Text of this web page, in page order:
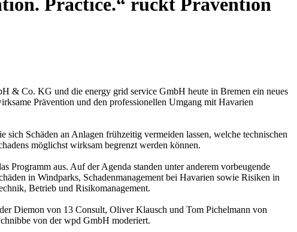
& Co. KG und die energy grid service GmbH heute in Bremen ein neues
Prävention und den professionellen Umgang mit Havarien
Schäden an Anlagen frühzeitig vermeiden lassen, welche technischen
möglichst wirksam begrenzt werden können.
Programm aus. Auf der Agenda standen unter anderem vorbeugende
in Windparks, Schadenmanagement bei Havarien sowie Risiken in
Betrieb und Risikomanagement.
Diemon von 13 Consult, Oliver Klausch und Tom Pichelmann von
von der wpd GmbH moderiert.